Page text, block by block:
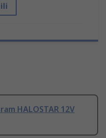
HALOSTAR 12V